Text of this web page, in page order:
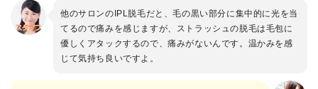
他のサロンのIPL脱毛だと、毛の黒い部分に集中的に光を当
てるので痛みを感じますが、ストラッシュの脱毛は毛包に
優しくアタックするので、痛みがないんです。温かみを感
じて気持ち良いですよ。